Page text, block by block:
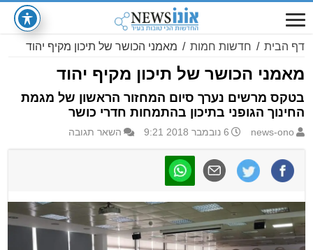
דף הבית / חדשות חמות / מאמני הכושר של תיכון מקיף יהוד
מאמני הכושר של תיכון מקיף יהוד
בטקס מרשים נערך סיום המחזור הראשון של מגמת
החינוך הגופני בתיכון בהתמחות חדרי כושר
news-ono 6 נובמבר 2018 9:21 השאר תגובה